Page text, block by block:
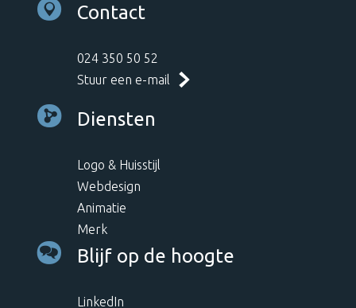
Contact
024 350 50 52
Stuur een e-mail
Diensten
Logo & Huisstijl
Webdesign
Animatie
Merk
Blijf op de hoogte
LinkedIn